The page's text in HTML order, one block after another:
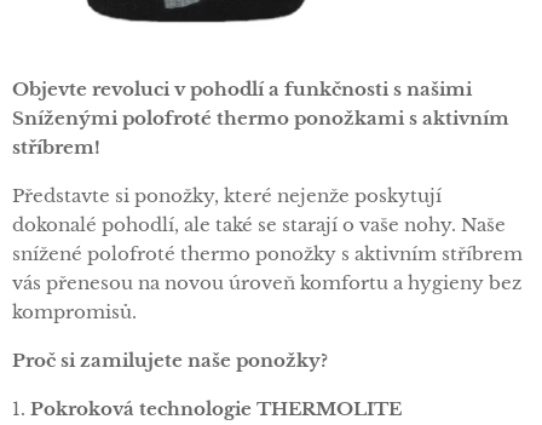
Objevte revoluci v pohodlí a funkčnosti s našimi
Sníženými polofroté thermo ponožkami s aktivním
stříbrem!
Představte si ponožky, které nejenže poskytují
dokonalé pohodlí, ale také se starají o vaše nohy. Naše
snížené polofroté thermo ponožky s aktivním stříbrem
vás přenesou na novou úroveň komfortu a hygieny bez
kompromisů.
Proč si zamilujete naše ponožky?
1. Pokroková technologie THERMOLITE